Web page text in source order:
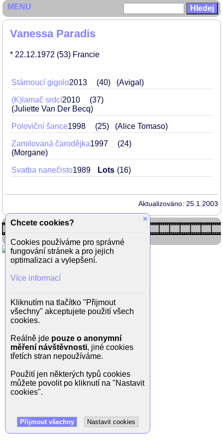
Vanessa Paradis
* 22.12.1972 (53) Francie
Stárnoucí gigolo2013 40 (Avigal)
(K)lamač srdcí2010
37
(Juliette Van Der Becq)
Poloviční šance1998 25 (Alice Tomaso)
Zamilovaná čarodějka1997
24
(Morgane)
Svatba nanečisto1989 Lots 16
Aktualizováno: 25.1.2003
MENU
×
Chcete cookies?
Cookies používáme pro správné
fungování stránek a pro jejich
optimalizaci a vylepšení.
Více informací
Kliknutím na tlačítko "Přijmout
všechny" akceptujete použití všech
cookies.
Reálně jde pouze o anonymní
měření návštěvnosti, jiné cookies
třetích stran nepoužíváme.
Použití jen některých typů cookies
můžete povolit po kliknutí na "Nastavit
cookies".
Přijmout všechny Nastavit cookies